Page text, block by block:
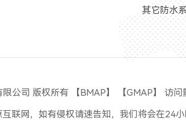
其它防水
公司 版权所有 【 BMAP】 【GMAP】 访问
联网，如有侵权请速告知，我们将会在24小